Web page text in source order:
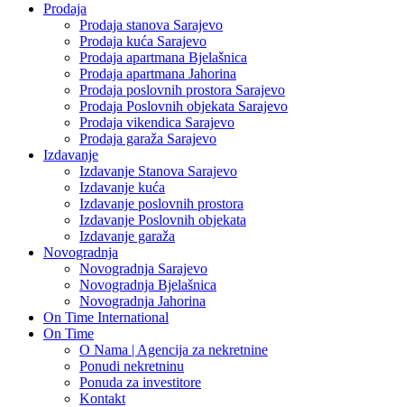
Prodaja
Prodaja stanova Sarajevo
Prodaja kuća Sarajevo
Prodaja apartmana Bjelašnica
Prodaja apartmana Jahorina
Prodaja poslovnih prostora Sarajevo
Prodaja Poslovnih objekata Sarajevo
Prodaja vikendica Sarajevo
Prodaja garaža Sarajevo
Izdavanje
Izdavanje Stanova Sarajevo
Izdavanje kuća
Izdavanje poslovnih prostora
Izdavanje Poslovnih objekata
Izdavanje garaža
Novogradnja
Novogradnja Sarajevo
Novogradnja Bjelašnica
Novogradnja Jahorina
On Time International
On Time
O Nama | Agencija za nekretnine
Ponudi nekretninu
Ponuda za investitore
Kontakt